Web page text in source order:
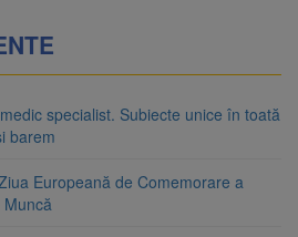
specialist. Subiecte unice în toată
barem
Europeană de Comemorare a
Muncă